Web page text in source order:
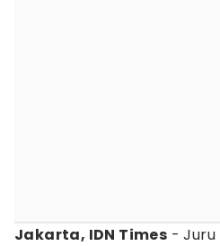
Jakarta, IDN Times - Juru